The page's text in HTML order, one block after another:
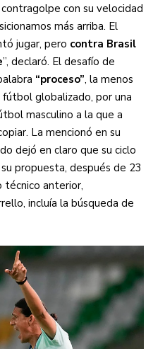
con su velocidad
más arriba. El
jugar, pero contra Brasil
”, declaró. El desafío de
“proceso”, la menos
globalizado, por una
masculino a la que a
La mencionó en su
dejó en claro que su ciclo
propuesta, después de 23
técnico anterior,
incluía la búsqueda de